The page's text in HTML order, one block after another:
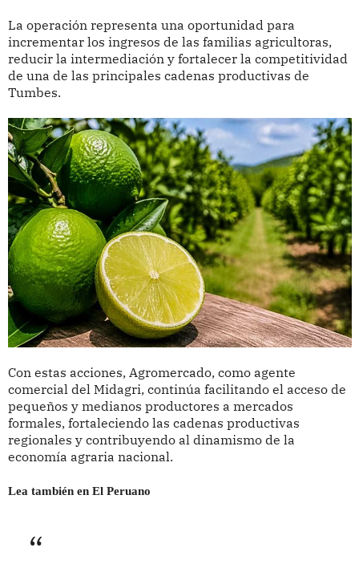
La operación representa una oportunidad para
incrementar los ingresos de las familias agricultoras,
reducir la intermediación y fortalecer la competitividad
de una de las principales cadenas productivas de
Tumbes.
Con estas acciones, Agromercado, como agente
comercial del Midagri, continúa facilitando el acceso de
pequeños y medianos productores a mercados
formales, fortaleciendo las cadenas productivas
regionales y contribuyendo al dinamismo de la
economía agraria nacional.
Lea también en El Peruano